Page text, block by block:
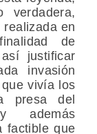
en
de
justificar
invasión
vivía los
presa del
además
factible que